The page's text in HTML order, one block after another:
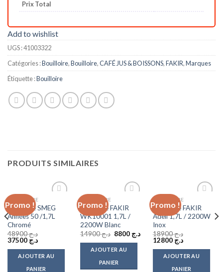
Prix Total
Add to wishlist
UGS :41003322
Catégories :Bouilloire,Bouilloire,CAFÉ JUS & BOISSONS,FAKIR,Marques
Étiquette :Bouilloire
PRODUITS SIMILAIRES
Promo !
wishlist
BOUILLOIRE
Bouilloire SMEG
Années 50 /1,7L
Chromé
د.ج48900
Le
initial
était :
د.ج 48900.
د.ج 37500
Le
actuel
est :
AJOUTER AU
PANIER
Promo !
wishlist
BOUILLOIRE
Bouilloire FAKIR
WK10001 1,7L /
2200W Blanc
د.ج14900
Le
initial
était :
د.ج 8800
Le
د.ج 8800.
AJOUTER AU
PANIER
Promo !
wishlist
BOUILLOIRE
Bouilloire FAKIR
Adell 1,7L / 2200W
Inox
د.ج18900
Le
initial
était :
د.ج 18900.
د.ج 12800
Le
actuel
est :
AJOUTER AU
PANIER